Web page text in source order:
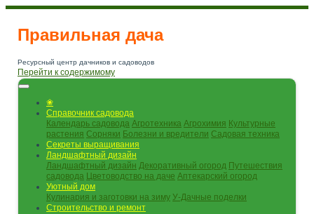
Правильная дача
Ресурсный центр дачников и садоводов
Перейти к содержимому
❀
Справочник садовода
Календарь садовода Агротехника Агрохимия Культурные
растения Сорняки Болезни и вредители Садовая техника
Секреты выращивания
Ландшафтный дизайн
Ландшафтный дизайн Декоративный огород Путешествия
садовода Цветоводство на даче Аптекарский огород
Уютный дом
Кулинария и заготовки на зиму У-Дачные поделки
Строительство и ремонт